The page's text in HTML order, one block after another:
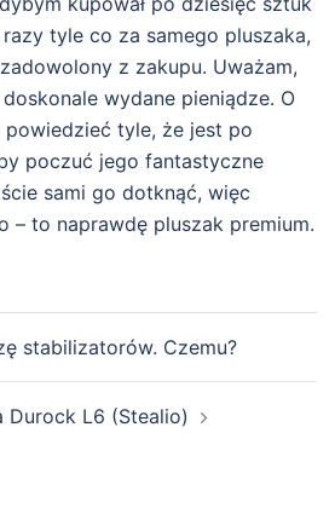
razy tyle co za samego pluszaka,
z zakupu. Uważam,
wydane pieniądze. O
powiedzieć tyle, że jest po
poczuć jego fantastyczne
sami go dotknąć, więc
– to naprawdę pluszak premium.
stabilizatorów. Czemu?
Durock L6 (Stealio)